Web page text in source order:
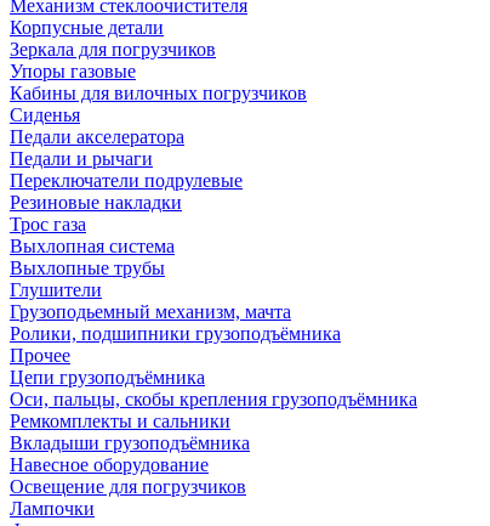
Механизм стеклоочистителя
Корпусные детали
Зеркала для погрузчиков
Упоры газовые
Кабины для вилочных погрузчиков
Сиденья
Педали акселератора
Педали и рычаги
Переключатели подрулевые
Резиновые накладки
Трос газа
Выхлопная система
Выхлопные трубы
Глушители
Грузоподьемный механизм, мачта
Ролики, подшипники грузоподъёмника
Прочее
Цепи грузоподъёмника
Оси, пальцы, скобы крепления грузоподъёмника
Ремкомплекты и сальники
Вкладыши грузоподъёмника
Навесное оборудование
Освещение для погрузчиков
Лампочки